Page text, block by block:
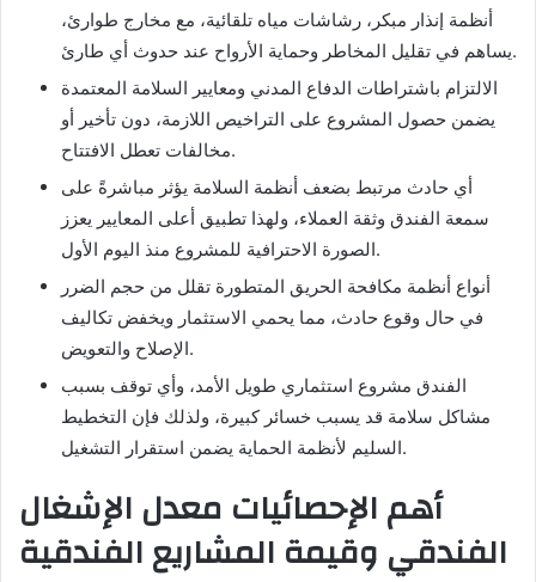
أنظمة إنذار مبكر، رشاشات مياه تلقائية، مع مخارج طوارئ،
يساهم في تقليل المخاطر وحماية الأرواح عند حدوث أي طارئ.
الالتزام باشتراطات الدفاع المدني ومعايير السلامة المعتمدة
يضمن حصول المشروع على التراخيص اللازمة، دون تأخير أو
مخالفات تعطل الافتتاح.
أي حادث مرتبط بضعف أنظمة السلامة يؤثر مباشرةً على
سمعة الفندق وثقة العملاء، ولهذا تطبيق أعلى المعايير يعزز
الصورة الاحترافية للمشروع منذ اليوم الأول.
أنواع أنظمة مكافحة الحريق المتطورة تقلل من حجم الضرر
في حال وقوع حادث، مما يحمي الاستثمار ويخفض تكاليف
الإصلاح والتعويض.
الفندق مشروع استثماري طويل الأمد، وأي توقف بسبب
مشاكل سلامة قد يسبب خسائر كبيرة، ولذلك فإن التخطيط
السليم لأنظمة الحماية يضمن استقرار التشغيل.
أهم الإحصائيات معدل الإشغال
الفندقي وقيمة المشاريع الفندقية